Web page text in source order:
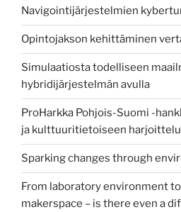
Navigointijärjestelmien
Opintojakson kehittäminen
Simulaatiosta todelliseen
hybridijärjestelmän avulla
ProHarkka Pohjois-Suomi -
ja kulttuuritietoiseen
Sparking changes through
From laboratory environment
makerspace – is there even a